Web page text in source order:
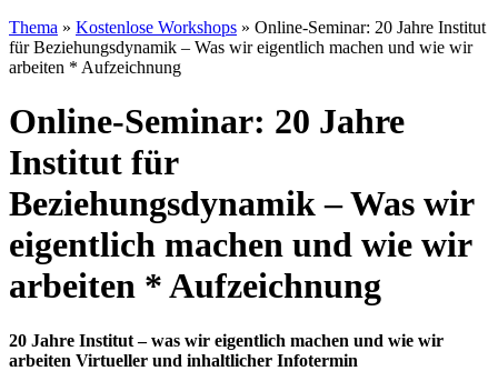
Thema » Kostenlose Workshops » Online-Seminar: 20 Jahre Institut
für Beziehungsdynamik – Was wir eigentlich machen und wie wir
arbeiten * Aufzeichnung
Online-Seminar: 20 Jahre
Institut für
Beziehungsdynamik – Was wir
eigentlich machen und wie wir
arbeiten * Aufzeichnung
20 Jahre Institut – was wir eigentlich machen und wie wir
arbeiten Virtueller und inhaltlicher Infotermin